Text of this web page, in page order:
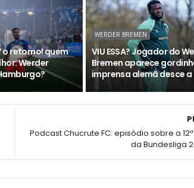
o retorno! quem
Werder
WERDER BREMEN
VIU ESSA? Jogador do
Bremen aparece
imprensa alemã desce a
Podcast Chucrute FC: episódio sobre a
da Bundesliga